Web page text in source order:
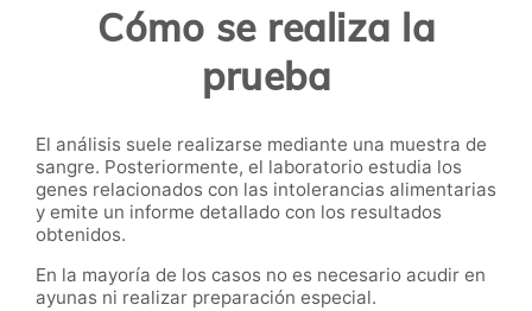
Cómo se realiza la
prueba
El análisis suele realizarse mediante una muestra de
sangre. Posteriormente, el laboratorio estudia los
genes relacionados con las intolerancias alimentarias
y emite un informe detallado con los resultados
obtenidos.
En la mayoría de los casos no es necesario acudir en
ayunas ni realizar preparación especial.